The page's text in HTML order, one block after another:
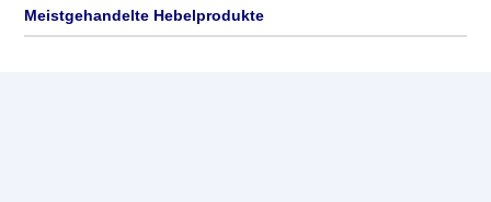
Meistgehandelte Hebelprodukte